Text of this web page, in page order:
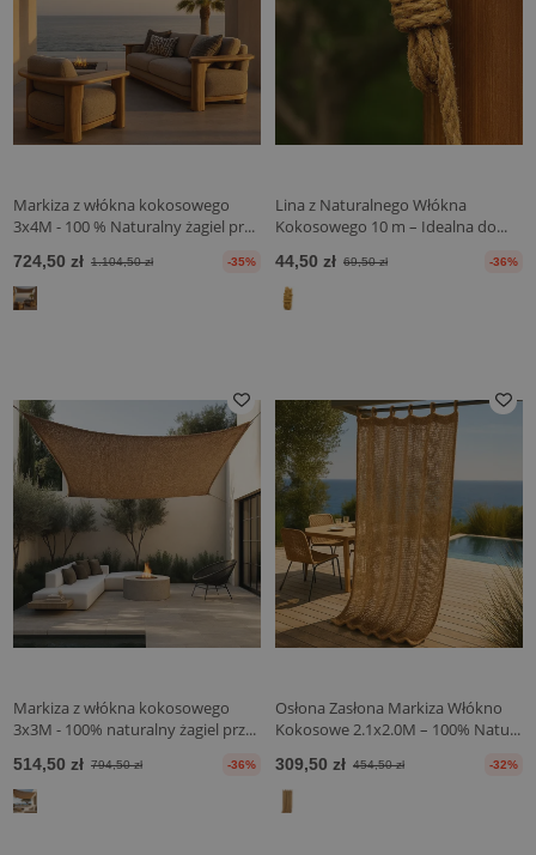
Markiza z włókna kokosowego
3x4M - 100 % Naturalny żagiel pr...
724,50 zł 1.104,50 zł -35%
Lina z Naturalnego Włókna
Kokosowego 10 m – Idealna do...
44,50 zł 69,50 zł -36%
Markiza z włókna kokosowego
3x3M - 100% naturalny żagiel prz...
514,50 zł 794,50 zł -36%
Osłona Zasłona Markiza Włókno
Kokosowe 2.1x2.0M – 100% Natu...
309,50 zł 454,50 zł -32%